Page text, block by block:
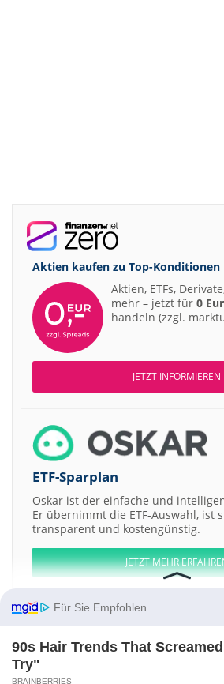
Aktien kaufen zu Top-Konditionen
Aktien, ETFs,
mehr – jetzt für 0
handeln (zzgl.
JETZT INFORMIEREN
ETF-Sparplan
Oskar ist der einfache und
Er übernimmt die ETF-Auswahl, ist
transparent und kostengünstig.
JETZT MEHR
Aktien ATX DAX EuroStoxx 50 Dow Jones
Für Sie Empfohlen
90s Hair Trends That
Try"
BRAINBERRIES